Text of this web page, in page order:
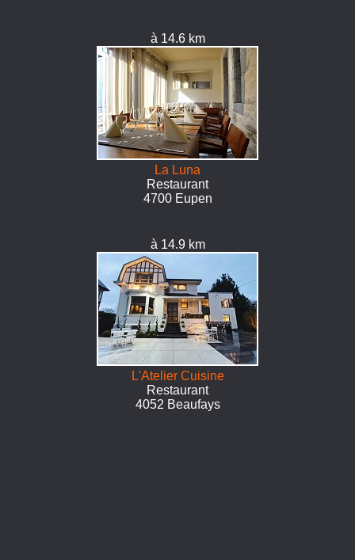
à 14.6 km
La Luna
Restaurant
4700 Eupen
à 14.9 km
L'Atelier Cuisine
Restaurant
4052 Beaufays